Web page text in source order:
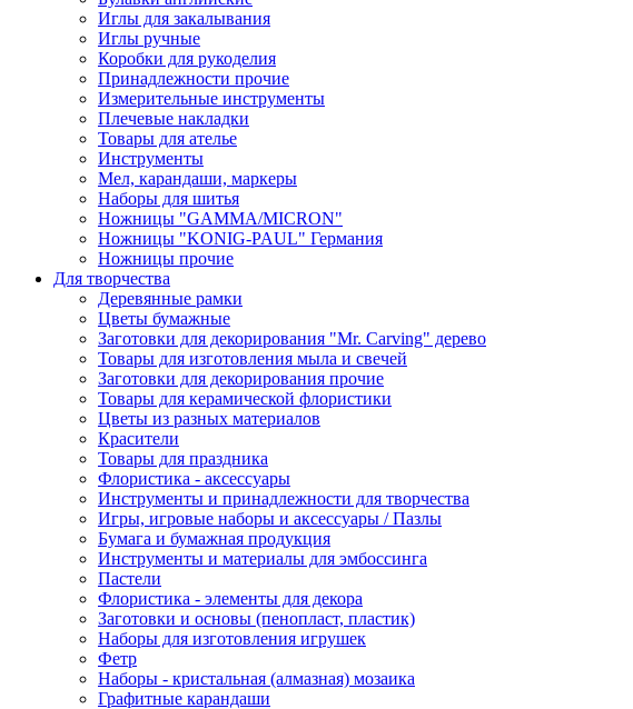
Иглы для закалывания
Иглы ручные
Коробки для рукоделия
Принадлежности прочие
Измерительные инструменты
Плечевые накладки
Товары для ателье
Инструменты
Мел, карандаши, маркеры
Наборы для шитья
Ножницы "GAMMA/MICRON"
Ножницы "KONIG-PAUL" Германия
Ножницы прочие
Для творчества
Деревянные рамки
Цветы бумажные
Заготовки для декорирования "Mr. Carving" дерево
Товары для изготовления мыла и свечей
Заготовки для декорирования прочие
Товары для керамической флористики
Цветы из разных материалов
Красители
Товары для праздника
Флористика - аксессуары
Инструменты и принадлежности для творчества
Игры, игровые наборы и аксессуары / Пазлы
Бумага и бумажная продукция
Инструменты и материалы для эмбоссинга
Пастели
Флористика - элементы для декора
Заготовки и основы (пенопласт, пластик)
Наборы для изготовления игрушек
Фетр
Наборы - кристальная (алмазная) мозаика
Графитные карандаши